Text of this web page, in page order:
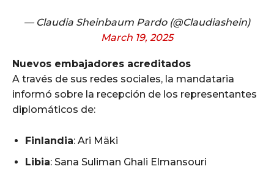
— Claudia Sheinbaum Pardo (@Claudiashein)
March 19, 2025
Nuevos embajadores acreditados
A través de sus redes sociales, la mandataria
informó sobre la recepción de los representantes
diplomáticos de:
Finlandia: Ari Mäki
Libia: Sana Suliman Ghali Elmansouri